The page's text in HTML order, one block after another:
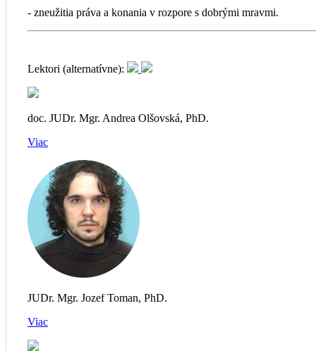
- zneužitia práva a konania v rozpore s dobrými mravmi.
Lektori (alternatívne):
doc. JUDr. Mgr. Andrea Olšovská, PhD.
Viac
JUDr. Mgr. Jozef Toman, PhD.
Viac